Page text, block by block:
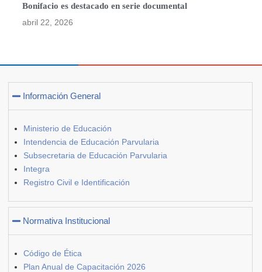
Bonifacio es destacado en serie documental
abril 22, 2026
Información General
Ministerio de Educación
Intendencia de Educación Parvularia
Subsecretaria de Educación Parvularia
Integra
Registro Civil e Identificación
Normativa Institucional
Código de Ética
Plan Anual de Capacitación 2026